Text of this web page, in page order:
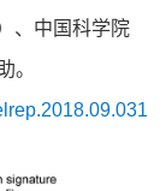
、中国科学院
。